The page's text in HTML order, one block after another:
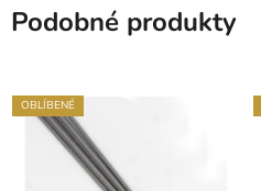
Podobné produkty
OBLÍBENÉ